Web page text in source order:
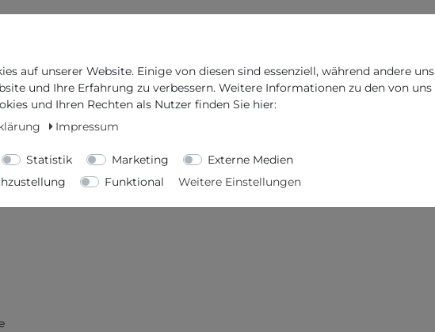
auf unserer Website. Einige von diesen sind essenziell, während andere uns
und Ihre Erfahrung zu verbessern. Weitere Informationen zu den von uns
und Ihren Rechten als Nutzer finden Sie hier:
Impressum
Statistik Marketing
Externe Medien
Funktional Weitere Einstellungen